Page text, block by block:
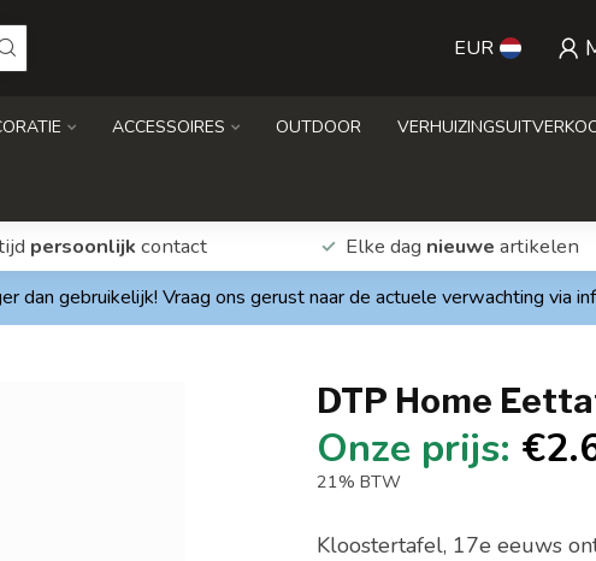
EUR
ACCESSOIRES OUTDOOR
persoonlijk contact Elke dag nieuwe artikelen
gebruikelijk! Vraag ons gerust naar de actuele verwachting via
DTP Home
21% BTW
Kloostertafel, 17e eeuws